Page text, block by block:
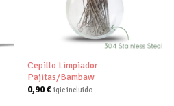
Cepillo Limpiador
Pajitas/Bambaw
0,90€ igic incluido